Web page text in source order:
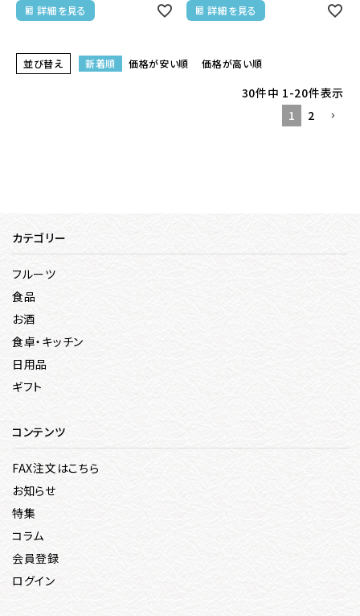
詳細を見る 詳細を見る
並び替え 新着順 価格が安い順 価格が高い順
30件中 1-20件表示
1
2
カテゴリー
フルーツ
食品
お酒
食卓・キッチン
日用品
ギフト
コンテンツ
FAX注文はこちら
お知らせ
特集
コラム
会員登録
ログイン